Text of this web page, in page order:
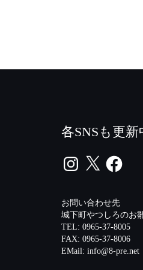
各SNSも更新
Instagram
X Facebook
お問い合わせ先
城下町やつしろのお
TEL: 0965-37-8005
FAX: 0965-37-8006
EMail: info@8-pre.net